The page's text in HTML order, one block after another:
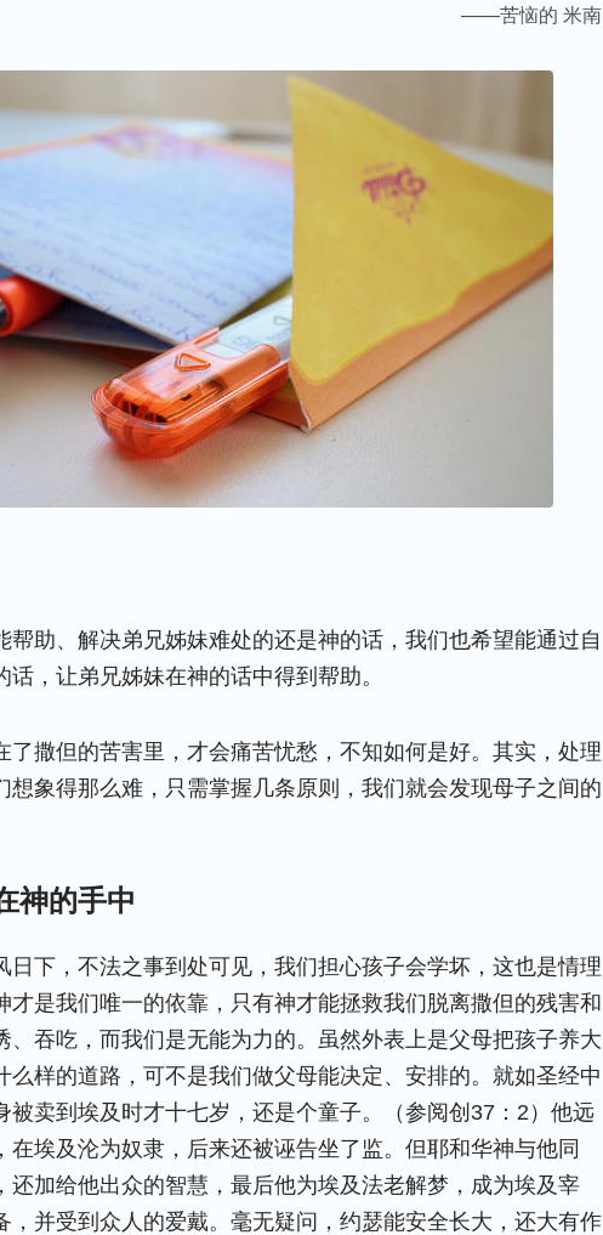
——苦恼的 米南
帮助、解决弟兄姊妹难处的还是神的话，我们也希望能通过自
，让弟兄姊妹在神的话中得到帮助。
了撒但的苦害里，才会痛苦忧愁，不知如何是好。其实，处理
想象得那么难，只需掌握几条原则，我们就会发现母子之间的
神的手中
日下，不法之事到处可见，我们担心孩子会学坏，这也是情理
才是我们唯一的依靠，只有神才能拯救我们脱离撒但的残害和
、吞吃，而我们是无能为力的。虽然外表上是父母把孩子养大
么样的道路，可不是我们做父母能决定、安排的。就如圣经中
被卖到埃及时才十七岁，还是个童子。（参阅创37：2）他远
埃及沦为奴隶，后来还被诬告坐了监。但耶和华神与他同
加给他出众的智慧，最后他为埃及法老解梦， 成为埃及宰
，并受到众人的爱戴。毫无疑问，约瑟能安全长大，还大有作